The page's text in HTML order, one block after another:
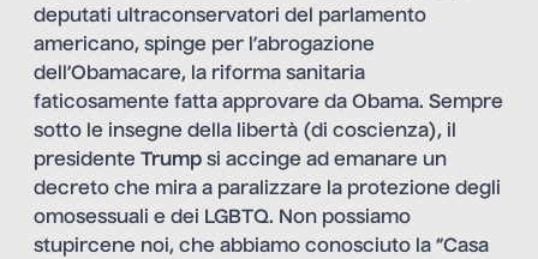
deputati ultraconservatori del parlamento
americano, spinge per l’abrogazione
dell’Obamacare, la riforma sanitaria
faticosamente fatta approvare da Obama. Sempre
sotto le insegne della libertà (di coscienza), il
presidente Trump si accinge ad emanare un
decreto che mira a paralizzare la protezione degli
omosessuali e dei LGBTQ. Non possiamo
stupircene noi, che abbiamo conosciuto la “Casa